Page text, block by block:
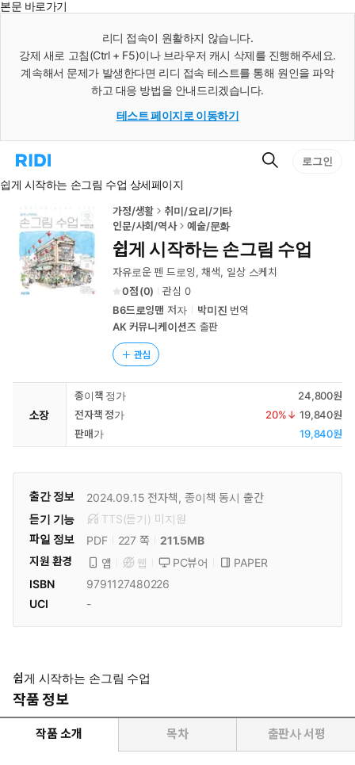
본문 바로가기
리디 접속이 원활하지 않습니다.
강제 새로 고침(Ctrl + F5)이나 브라우저 캐시 삭제를 진행해주세요.
계속해서 문제가 발생한다면 리디 접속 테스트를 통해 원인을 파악
하고 대응 방법을 안내드리겠습니다.
테스트 페이지로 이동하기
리
홈
이
동
검
로그인
쉽게 시작하는 손그림 수업 상세페이지
가정/생활
취미/요리/기타
인문/사회/역사
예술/문화
쉽게 시작하는 손그림 수업
자유로운 펜 드로잉, 채색, 일상 스케치
0
(0) 관심 0
B6드로잉맨 저자 박미진 번역
AK 커뮤니케이션즈 출판
관심
소장
종이책 정가
24,800원
전자책 정가
20%↓ 19,840원
판매가
19,840원
출간 정보 2024.09.15 전자책, 종이책 동시 출간
듣기 기능
TTS(듣기) 미 지원
파일 정보
PDF 227 쪽
211.5MB
지원 환경
앱 웹 PC뷰어
PAPER
ISBN
9791127480226
UCI
-
쉽게 시작하는 손그림 수업
작품 정보
작품 소개 목차 출판사 서평